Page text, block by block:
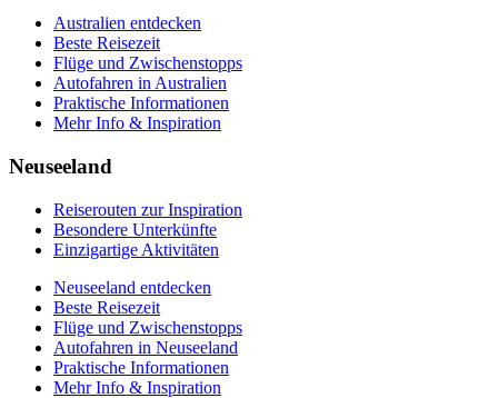
Australien entdecken
Beste Reisezeit
Flüge und Zwischenstopps
Autofahren in Australien
Praktische Informationen
Mehr Info & Inspiration
Neuseeland
Reiserouten zur Inspiration
Besondere Unterkünfte
Einzigartige Aktivitäten
Neuseeland entdecken
Beste Reisezeit
Flüge und Zwischenstopps
Autofahren in Neuseeland
Praktische Informationen
Mehr Info & Inspiration